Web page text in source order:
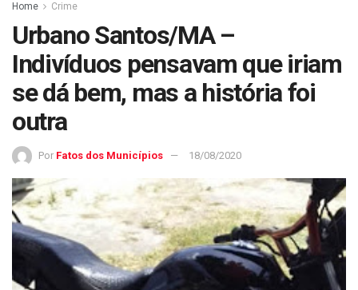
Home Crime
Urbano Santos/MA –
Indivíduos pensavam que iriam
se dá bem, mas a história foi
outra
Por Fatos dos Municípios 18/08/2020